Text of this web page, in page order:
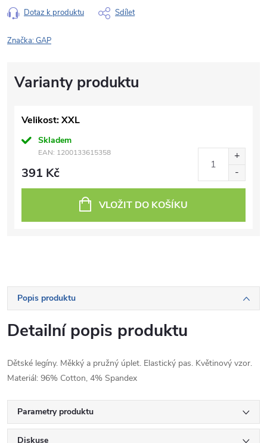
Dotaz k produktu Sdílet
Značka:GAP
Velikost: XXL
Skladem
EAN: 1200133615358
391 Kč
VLOŽIT DO KOŠÍKU
Popis produktu
Detailní popis produktu
Dětské legíny. Měkký a pružný úplet. Elastický pas. Květinový vzor.
Materiál: 96% Cotton, 4% Spandex
Parametry produktu
Diskuse